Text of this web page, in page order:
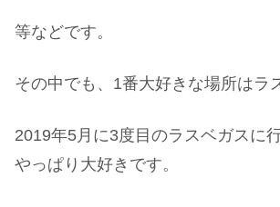
等などです。
その中でも、1番大好きな場所はラ
2019年5月に3度目のラスベガスに
やっぱり大好きです。